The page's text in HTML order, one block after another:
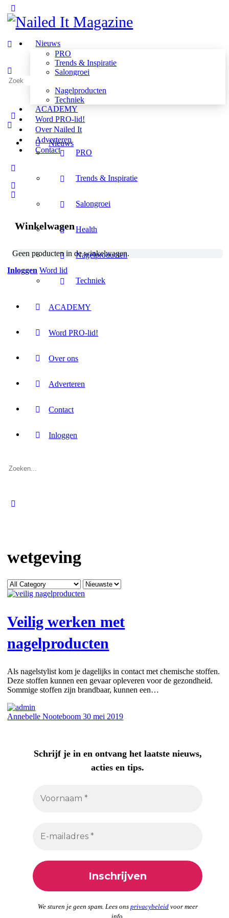
Side
Panel
Nieuws
PRO
Trends & Inspiratie
Salongroei
Nagelproducten
Techniek
ACADEMY
Word PRO-lid!
Over Nailed It
Adverteren
Contact
options
Winkelwagen
Geen producten in de winkelwagen.
Inloggen Word lid
Zoeken
Nieuws
PRO
Trends & Inspiratie
Salongroei
Health
Nagelproducten
Techniek
ACADEMY
Word PRO-lid!
Over ons
Adverteren
Contact
Inloggen
Zoeken
wetgeving
Categorie
Sort
by
Veilig werken met
nagelproducten
Als nagelstylist kom je dagelijks in contact met chemische stoffen.
Deze stoffen kunnen een gevaar opleveren voor de gezondheid.
Sommige stoffen zijn brandbaar, kunnen een…
Annebelle Nooteboom30 mei 2019
Schrijf je in en ontvang het laatste nieuws,
acties en tips.
We sturen je geen spam. Lees ons privacybeleidvoor meer
info.